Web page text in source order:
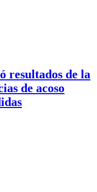
resultados de la
de acoso